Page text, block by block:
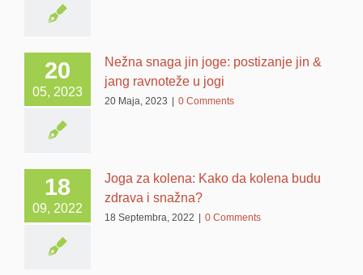
20
05, 2023
Nežna snaga jin joge: postizanje jin &
jang ravnoteže u jogi
20 Maja, 2023 | 0 Comments
18
09, 2022
Joga za kolena: Kako da kolena budu
zdrava i snažna?
18 Septembra, 2022 | 0 Comments